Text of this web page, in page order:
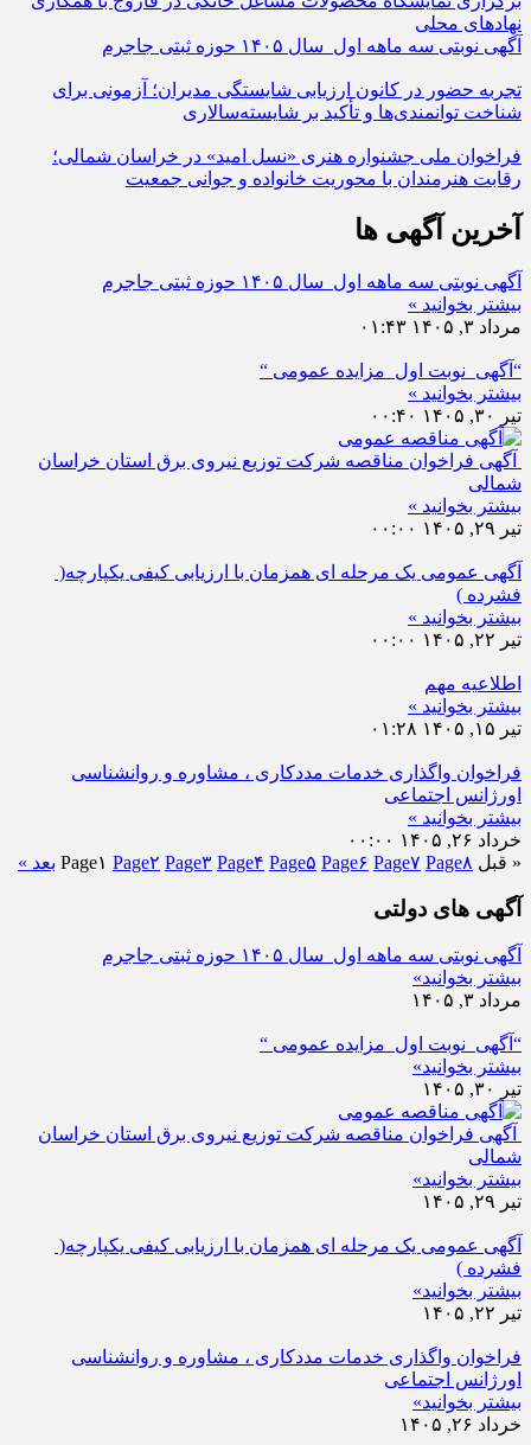
نهادهای محلی
آگهی نوبتی سه ماهه اول سال ۱۴۰۵ حوزه ثبتی جاجرم
تجربه حضور در کانون ارزیابی شایستگی مدیران؛ آزمونی برای
شناخت توانمندی‌ها و تأکید بر شایسته‌سالاری
فراخوان ملی جشنواره هنری «نسل امید» در خراسان شمالی؛
رقابت هنرمندان با محوریت خانواده و جوانی جمعیت
آخرین آگهی ها
آگهی نوبتی سه ماهه اول سال ۱۴۰۵ حوزه ثبتی جاجرم
بیشتر بخوانید »
مرداد ۳, ۱۴۰۵
۰۱:۴۳
“آگهی نوبت اول مزایده عمومی “
بیشتر بخوانید »
تیر ۳۰, ۱۴۰۵
۰۰:۴۰
آگهی فراخوان مناقصه شرکت توزیع نیروی برق استان خراسان
شمالی
بیشتر بخوانید »
تیر ۲۹, ۱۴۰۵
۰۰:۰۰
آگهی عمومی یک مرحله ای همزمان با ارزیابی کیفی یکپارچه(
فشرده )
بیشتر بخوانید »
تیر ۲۲, ۱۴۰۵
۰۰:۰۰
اطلاعیه مهم
بیشتر بخوانید »
تیر ۱۵, ۱۴۰۵
۰۱:۲۸
فراخوان واگذاری خدمات مددکاری ، مشاوره و روانشناسی
اورژانس اجتماعی
بیشتر بخوانید »
خرداد ۲۶, ۱۴۰۵
۰۰:۰۰
« قبل
Page۱ Page۲ Page۳ Page۴ Page۵ Page۶ Page۷ Page۸ بعد »
آگهی های دولتی
آگهی نوبتی سه ماهه اول سال ۱۴۰۵ حوزه ثبتی جاجرم
بیشتر بخوانید»
مرداد ۳, ۱۴۰۵
“آگهی نوبت اول مزایده عمومی “
بیشتر بخوانید»
تیر ۳۰, ۱۴۰۵
آگهی فراخوان مناقصه شرکت توزیع نیروی برق استان خراسان
شمالی
بیشتر بخوانید»
تیر ۲۹, ۱۴۰۵
آگهی عمومی یک مرحله ای همزمان با ارزیابی کیفی یکپارچه(
فشرده )
بیشتر بخوانید»
تیر ۲۲, ۱۴۰۵
فراخوان واگذاری خدمات مددکاری ، مشاوره و روانشناسی
اورژانس اجتماعی
بیشتر بخوانید»
خرداد ۲۶, ۱۴۰۵